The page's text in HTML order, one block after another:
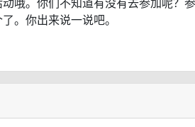
。你出来说一说吧。